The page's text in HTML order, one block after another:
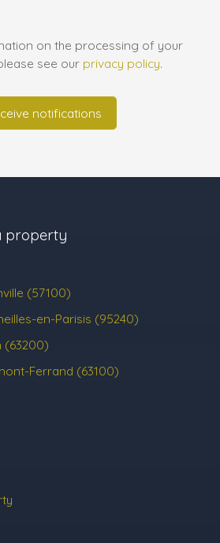
on the processing of your
see our privacy policy.
notifications
property
(57100)
en-Parisis (95240)
(63200)
Ferrand (63100)